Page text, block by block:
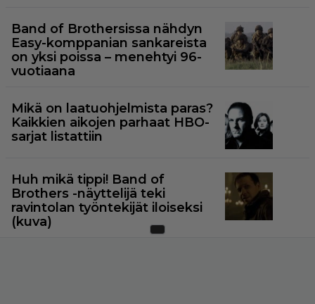
Band of Brothersissa nähdyn
Easy-komppanian sankareista
on yksi poissa – menehtyi 96-
vuotiaana
Mikä on laatuohjelmista paras?
Kaikkien aikojen parhaat HBO-
sarjat listattiin
Huh mikä tippi! Band of
Brothers -näyttelijä teki
ravintolan työntekijät iloiseksi
(kuva)